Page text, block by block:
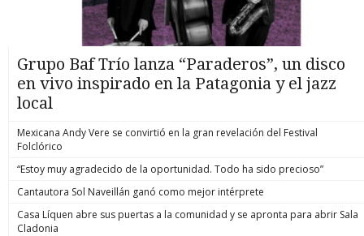
Grupo Baf Trío lanza “Paraderos”, un disco
en vivo inspirado en la Patagonia y el jazz
local
Mexicana Andy Vere se convirtió en la gran revelación del Festival
Folclórico
“Estoy muy agradecido de la oportunidad. Todo ha sido precioso”
Cantautora Sol Naveillán ganó como mejor intérprete
Casa Líquen abre sus puertas a la comunidad y se apronta para abrir Sala
Cladonia